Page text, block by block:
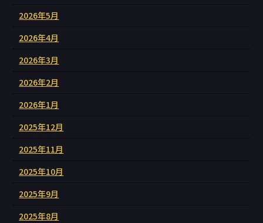
2026年5月
2026年4月
2026年3月
2026年2月
2026年1月
2025年12月
2025年11月
2025年10月
2025年9月
2025年8月